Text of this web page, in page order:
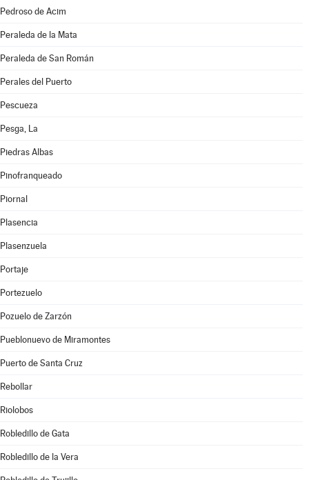
Pedroso de Acim
Peraleda de la Mata
Peraleda de San Román
Perales del Puerto
Pescueza
Pesga, La
Piedras Albas
Pinofranqueado
Piornal
Plasencia
Plasenzuela
Portaje
Portezuelo
Pozuelo de Zarzón
Pueblonuevo de Miramontes
Puerto de Santa Cruz
Rebollar
Riolobos
Robledillo de Gata
Robledillo de la Vera